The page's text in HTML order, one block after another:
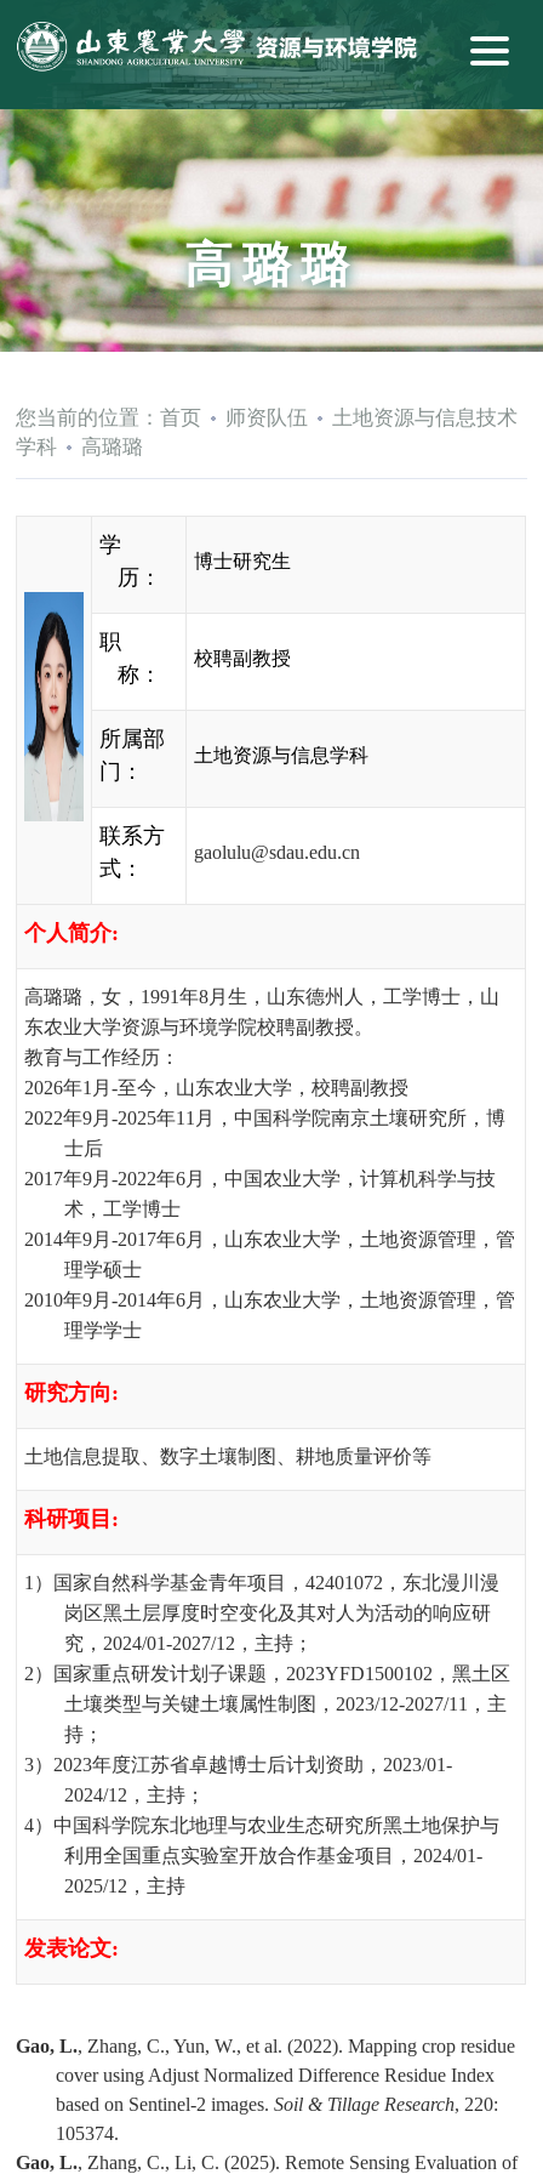
高璐璐
您当前的位置：首页 师资队伍
土地资源与信息技术
学科
高璐璐
学
历：
博士研究生
职
称：
校聘副教授
所属部
门：
土地资源与信息学科
联系方
式：
gaolulu@sdau.edu.cn
个人简介:
高璐璐，女， 1991年8月生，山东德州人，工学博士，山
东农业大学资源与环境学院校聘副教授。
教育与工作经历：
2026年1 月-至今，山东农业大学，校聘副教授
2022年9月-2025年11 月，中国科学院南京土壤研究所，博
士后
2017年9月-2022年6月，中国农业大学，计算机科学与技
术，工学博士
2014年9月-2017年6月，山东农业大学，土地资源管理，管
理学硕士
2010年9月-2014年6月，山东农业大学，土地资源管理，管
理学学士
研究方向:
土地信息提取、数字土壤制图、耕地质量评价等
科研项目 :
1 ）国家自然科学基金青年项目，42401072 ，东北漫川漫
岗区黑土层厚度时空变化及其对人为活动的响应研
究， 2024/01-2027/12 ，主持；
2）国家重点研发计划子课题， 2023YFD1500102 ，黑土区
土壤类型与关键土壤属性制图， 2023/12-2027/11 ，主
持；
3） 2023年度江苏省卓越博士后计划资助， 2023/01-
2024/12 ，主持；
4）中国科学院东北地理与农业生态研究所黑土地保护与
利用全国重点实验室开放合作基金项目， 2024/01-
2025/12 ，主持
发表论文:
Gao, L., Zhang, C., Yun, W., et al. (2022). Mapping crop residue
cover using Adjust Normalized Difference Residue Index
based on Sentinel-2 images. Soil & Tillage Research, 220:
105374.
Gao, L., Zhang, C., Li, C. (2025). Remote Sensing Evaluation of